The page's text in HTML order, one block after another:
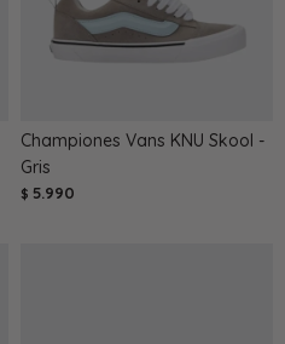
Championes Vans KNU Skool -
Gris
$ 5.990